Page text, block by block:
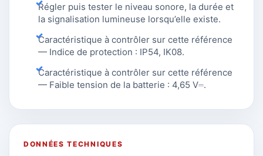
Régler puis tester le niveau sonore, la durée et
la signalisation lumineuse lorsqu’elle existe.
Caractéristique à contrôler sur cette référence
— Indice de protection : IP54, IK08.
Caractéristique à contrôler sur cette référence
— Faible tension de la batterie : 4,65 V⎓.
DONNÉES TECHNIQUES